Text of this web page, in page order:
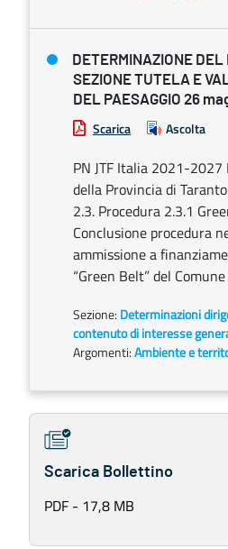
DETERMINAZIONE DEL
SEZIONE TUTELA E
DEL PAESAGGIO 26
Scarica Ascolta
PN JTF Italia 2021-
della Provincia di
2.3. Procedura 2.3.1
Conclusione procedura
ammissione a
“Green Belt” del
Sezione: Determinazioni
contenuto di interesse
Argomenti:Ambiente e
Scarica Bollettino
PDF - 17,8 MB